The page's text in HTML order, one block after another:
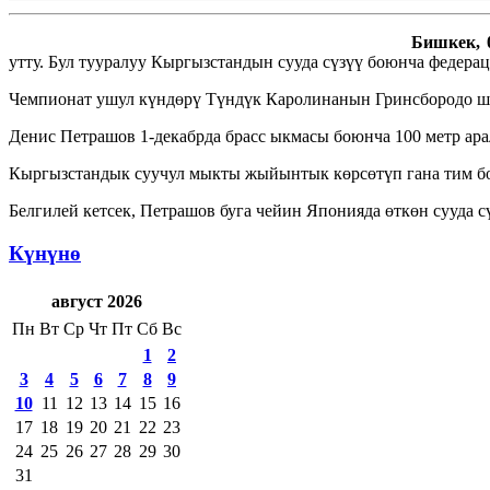
Бишкек,
утту. Бул тууралуу Кыргызстандын сууда сүзүү боюнча
Чемпионат ушул күндөрү Түндүк Каролинанын Гринсбородо
Денис Петрашов 1-декабрда брасс ыкмасы боюнча 100 метр
Кыргызстандык суучул мыкты жыйынтык көрсөтүп гана тим
Белгилей кетсек, Петрашов буга чейин Японияда өткөн
Күнүнө
август 2026
Пн Вт Ср Чт Пт Сб Вс
1
2
3
4 5 6 7 8
9
10 11 12 13 14 15 16
17 18 19 20 21 22 23
24 25 26 27 28 29 30
31